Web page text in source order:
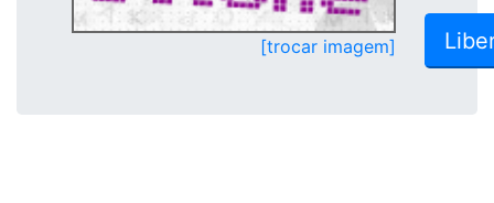
[trocar imagem]